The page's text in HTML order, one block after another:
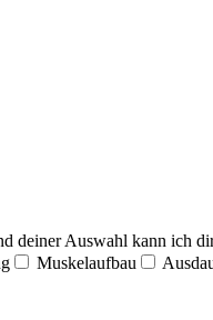
deiner Auswahl kann ich
Muskelaufbau